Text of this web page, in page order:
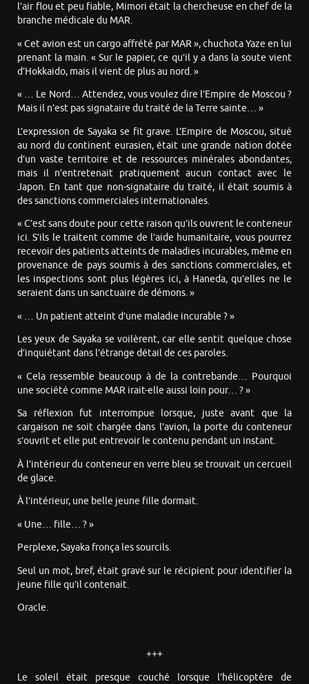
l’air flou et peu fiable, Mimori était la chercheuse en chef de la
branche médicale du MAR.
« Cet avion est un cargo affrété par MAR », chuchota Yaze en lui
prenant la main. « Sur le papier, ce qu’il y a dans la soute vient
d’Hokkaido, mais il vient de plus au nord. »
« … Le Nord… Attendez, vous voulez dire l’Empire de Moscou ?
Mais il n’est pas signataire du traité de la Terre sainte… »
L’expression de Sayaka se fit grave. L’Empire de Moscou, situé
au nord du continent eurasien, était une grande nation dotée
d’un vaste territoire et de ressources minérales abondantes,
mais il n’entretenait pratiquement aucun contact avec le
Japon. En tant que non-signataire du traité, il était soumis à
des sanctions commerciales internationales.
« C’est sans doute pour cette raison qu’ils ouvrent le conteneur
ici. S’ils le traitent comme de l’aide humanitaire, vous pourrez
recevoir des patients atteints de maladies incurables, même en
provenance de pays soumis à des sanctions commerciales, et
les inspections sont plus légères ici, à Haneda, qu’elles ne le
seraient dans un sanctuaire de démons. »
« … Un patient atteint d’une maladie incurable ? »
Les yeux de Sayaka se voilèrent, car elle sentit quelque chose
d’inquiétant dans l’étrange détail de ces paroles.
« Cela ressemble beaucoup à de la contrebande… Pourquoi
une société comme MAR irait-elle aussi loin pour… ? »
Sa réflexion fut interrompue lorsque, juste avant que la
cargaison ne soit chargée dans l’avion, la porte du conteneur
s’ouvrit et elle put entrevoir le contenu pendant un instant.
À l’intérieur du conteneur en verre bleu se trouvait un cercueil
de glace.
À l’intérieur, une belle jeune fille dormait.
« Une… fille… ? »
Perplexe, Sayaka fronça les sourcils.
Seul un mot, bref, était gravé sur le récipient pour identifier la
jeune fille qu’il contenait.
Oracle.
+++
Le soleil était presque couché lorsque l’hélicoptère de